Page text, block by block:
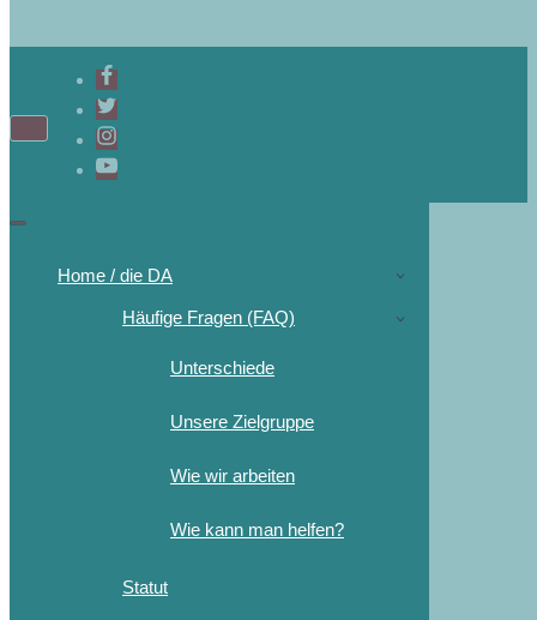
Navigations-
Navigations-
Home / die DA
Häufige Fragen (FAQ)
Unterschiede
Unsere Zielgruppe
Wie wir arbeiten
Wie kann man helfen?
Statut